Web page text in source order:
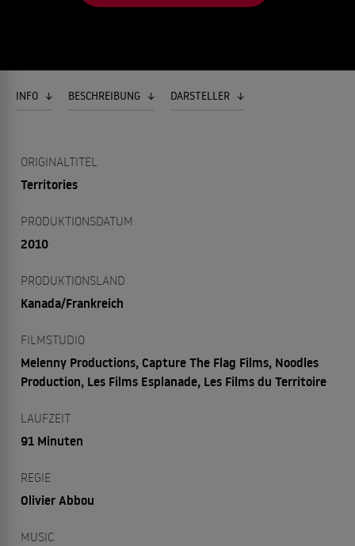
INFO BESCHREIBUNG DARSTELLER
ORIGINALTITEL
Territories
PRODUKTIONSDATUM
2010
PRODUKTIONSLAND
Kanada/Frankreich
FILMSTUDIO
Melenny Productions, Capture The Flag Films, Noodles
Production, Les Films Esplanade, Les Films du Territoire
LAUFZEIT
91 Minuten
REGIE
Olivier Abbou
MUSIC